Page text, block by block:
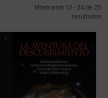
Mostrando 13 - 24 de 25
resultados
A lo largo de estas páginas el lector, de la
mano de tres nuevos grandes maestros y
amigos ---C. Tsallis, Antonio F. Rañada y
establecido para "aventurarse" en la
realidad. Participará así junto con nosotros